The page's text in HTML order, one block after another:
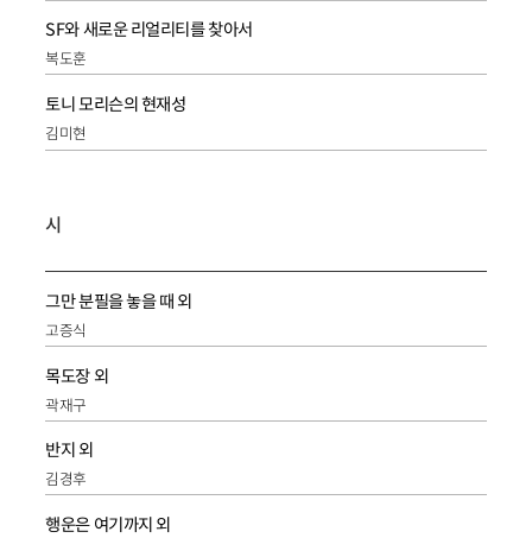
SF와 새로운 리얼리티를 찾아서
복도훈
토니 모리슨의 현재성
김미현
시
그만 분필을 놓을 때 외
고증식
목도장 외
곽재구
반지 외
김경후
행운은 여기까지 외